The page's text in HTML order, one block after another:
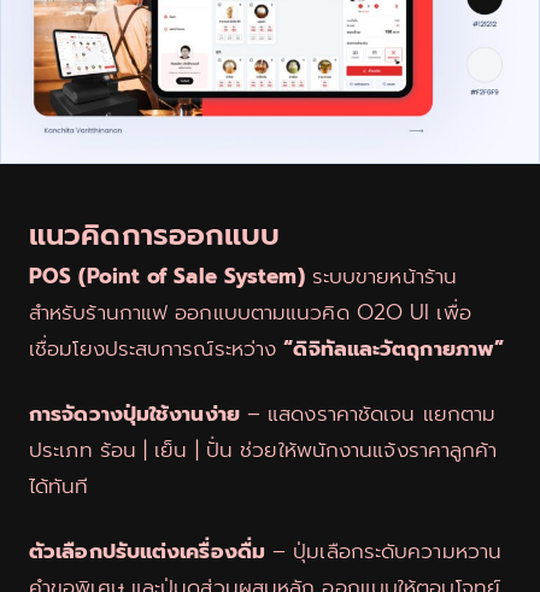
แนวคิดการออกแบบ
POS (Point of Sale System)ระบบขายหน้าร้าน
สำหรับร้านกาแฟ ออกแบบตามแนวคิด O2O UI เพื่อ
เชื่อมโยงประสบการณ์ระหว่าง“ดิจิทัลและวัตถุกายภาพ”
การจัดวางปุ่มใช้งานง่าย– แสดงราคาชัดเจน แยกตาม
ประเภท ร้อน | เย็น | ปั่น ช่วยให้พนักงานแจ้งราคาลูกค้า
ได้ทันที
ตัวเลือกปรับแต่งเครื่องดื่ม – ปุ่มเลือกระดับความหวาน